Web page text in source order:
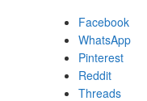
Facebook
WhatsApp
Pinterest
Reddit
Threads